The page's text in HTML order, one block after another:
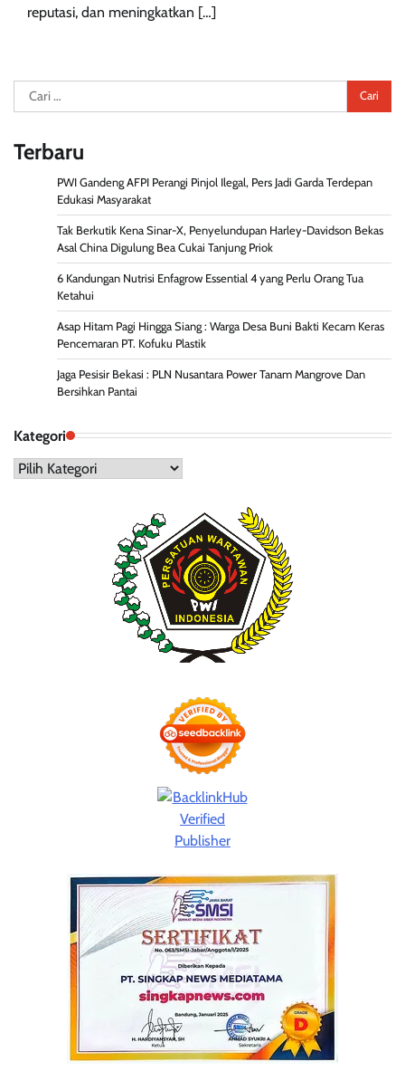
reputasi, dan meningkatkan […]
Cari
untuk:
Terbaru
PWI Gandeng AFPI Perangi Pinjol Ilegal, Pers Jadi Garda Terdepan
Edukasi Masyarakat
Tak Berkutik Kena Sinar-X, Penyelundupan Harley-Davidson Bekas
Asal China Digulung Bea Cukai Tanjung Priok
6 Kandungan Nutrisi Enfagrow Essential 4 yang Perlu Orang Tua
Ketahui
Asap Hitam Pagi Hingga Siang : Warga Desa Buni Bakti Kecam Keras
Pencemaran PT. Kofuku Plastik
Jaga Pesisir Bekasi : PLN Nusantara Power Tanam Mangrove Dan
Bersihkan Pantai
Kategori
Kategori